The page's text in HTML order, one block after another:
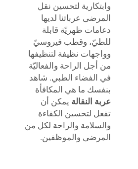
وابتكارية لتحسين نقل
المرضى عرباتنا لديها
دعامات ظهريّة قابلة
للطيّ، وقطب فيروسيّ
وواجهات نظيفة لتنظيفها
من أجل الراحة والفعاليّة
في الفضاء الطبي. شاهد
بنفسك ما هي المكافأة
عربة النقالة يمكن أن
تفعل لتحسين الكفاءة
والسلامة والراحة لكل من
المرضى والموظفين.